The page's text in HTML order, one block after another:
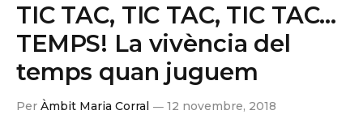
TIC TAC, TIC TAC, TIC TAC…
TEMPS! La vivència del
temps quan juguem
Per Àmbit Maria Corral 12 novembre, 2018